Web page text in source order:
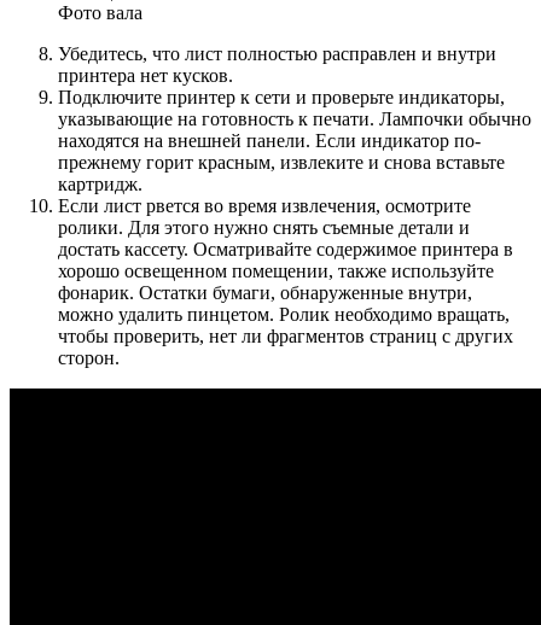
Фото вала
Убедитесь, что лист полностью расправлен и внутри
принтера нет кусков.
Подключите принтер к сети и проверьте индикаторы,
указывающие на готовность к печати. Лампочки обычно
находятся на внешней панели. Если индикатор по-
прежнему горит красным, извлеките и снова вставьте
картридж.
Если лист рвется во время извлечения, осмотрите
ролики. Для этого нужно снять съемные детали и
достать кассету. Осматривайте содержимое принтера в
хорошо освещенном помещении, также используйте
фонарик. Остатки бумаги, обнаруженные внутри,
можно удалить пинцетом. Ролик необходимо вращать,
чтобы проверить, нет ли фрагментов страниц с других
сторон.